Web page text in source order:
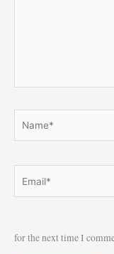
for the next time I